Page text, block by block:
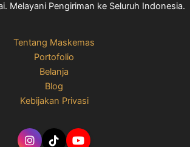
Melayani Pengiriman ke Seluruh Indonesia.
Tentang Maskemas
Portofolio
Belanja
Blog
Kebijakan Privasi